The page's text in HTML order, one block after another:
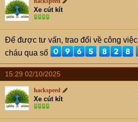
Xe cút kít
Để được tư vấn, trao đổi về công
cháu qua số
15:29 02/10/2025
hackspeed
Xe cút kít